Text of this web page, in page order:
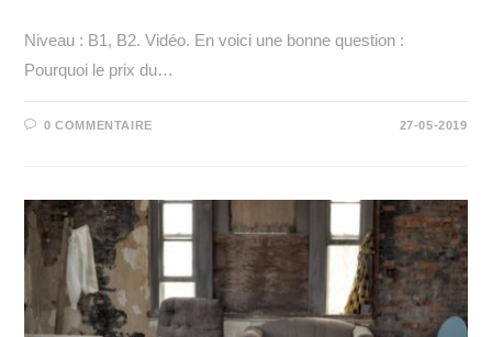
Niveau : B1, B2. Vidéo. En voici une bonne question :
Pourquoi le prix du…
0 COMMENTAIRE 27-05-2019